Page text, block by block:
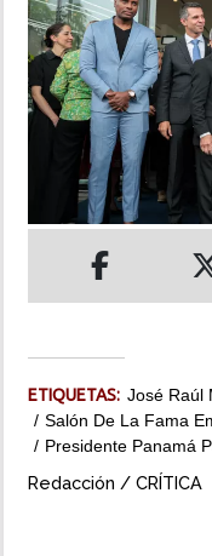
MUNDO
INSÓLITAS
MULTIMEDIA
IMPRESO
ETIQUETAS: José Raúl
Salón De La Fama
Presidente Panamá
Redacción / CRÍTICA